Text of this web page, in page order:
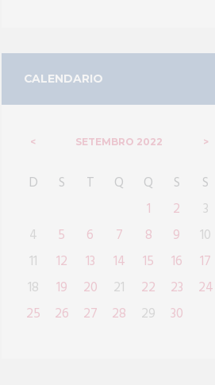
CALENDARIO
SETEMBRO 2022
D S T Q Q S
S
1
2
3
4
5 6 7 8 9
10
11
12 13 14 15 16
17
18
19 20 21 22 23
24
25
26 27 28 29 30